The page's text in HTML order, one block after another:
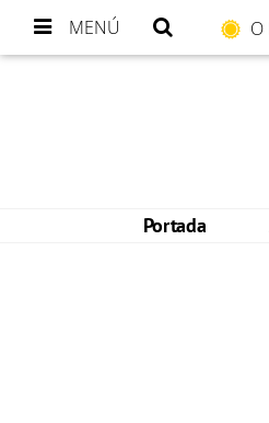
MENÚ O
Portada